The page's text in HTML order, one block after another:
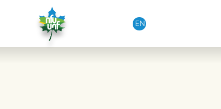
Aller au contenu
EN